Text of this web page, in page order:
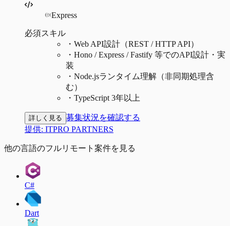
Express
必須スキル
・ Web API設計（REST / HTTP API）
・ Hono / Express / Fastify 等でのAPI設計・実
装
・ Node.jsランタイム理解（非同期処理含
む）
・ TypeScript 3年以上
詳しく見る 募集状況を確認する
提供: ITPRO PARTNERS
他の言語のフルリモート案件を見る
C#
Dart